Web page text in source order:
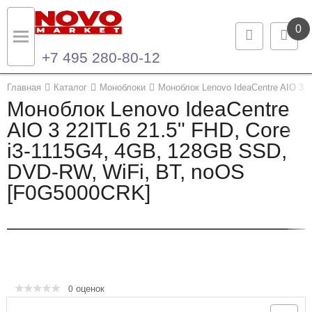
0
+7 495 280-80-12
Главная Каталог Моноблоки Моноблок Lenovo IdeaCentre AIO 3
Моноблок Lenovo IdeaCentre
AIO 3 22ITL6 21.5" FHD, Core
i3-1115G4, 4GB, 128GB SSD,
DVD-RW, WiFi, BT, noOS
[F0G5000CRK]
0 оценок
Назад
Каталог продукции
Ноутбуки и ультрабуки
Компьютеры
Назад
Контакты
Контактная информация